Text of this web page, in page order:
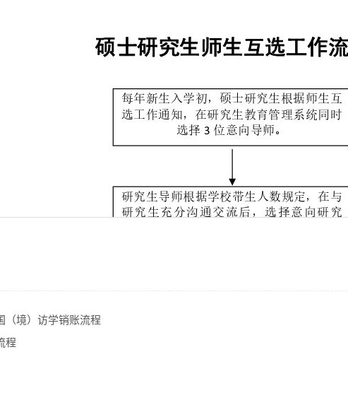
（境）访学销账流程
程